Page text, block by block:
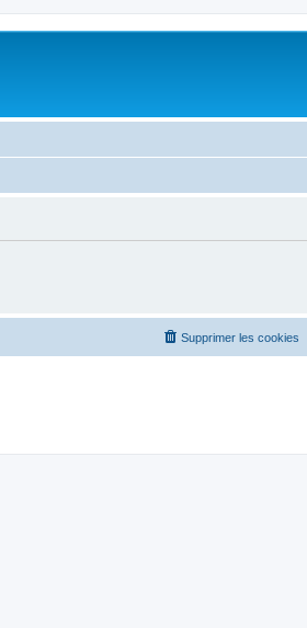
Supprimer les cookies